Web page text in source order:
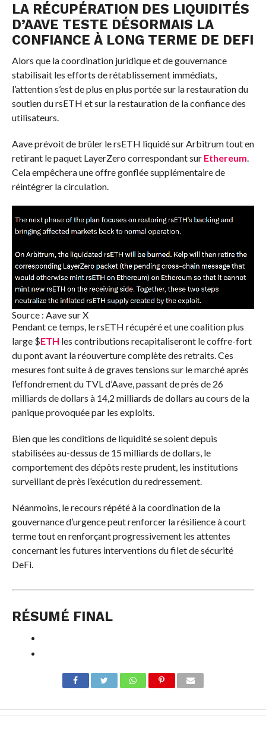
LA RÉCUPÉRATION DES LIQUIDITÉS
D’AAVE TESTE DÉSORMAIS LA
CONFIANCE À LONG TERME DE DEFI
Alors que la coordination juridique et de gouvernance
stabilisait les efforts de rétablissement immédiats,
l’attention s’est de plus en plus portée sur la restauration du
soutien du rsETH et sur la restauration de la confiance des
utilisateurs.
Aave prévoit de brûler le rsETH liquidé sur Arbitrum tout en
retirant le paquet LayerZero correspondant sur Ethereum.
Cela empêchera une offre gonflée supplémentaire de
réintégrer la circulation.
Source : Aave sur X
Pendant ce temps, le rsETH récupéré et une coalition plus
large $ETH les contributions recapitaliseront le coffre-fort
du pont avant la réouverture complète des retraits. Ces
mesures font suite à de graves tensions sur le marché après
l’effondrement du TVL d’Aave, passant de près de 26
milliards de dollars à 14,2 milliards de dollars au cours de la
panique provoquée par les exploits.
Bien que les conditions de liquidité se soient depuis
stabilisées au-dessus de 15 milliards de dollars, le
comportement des dépôts reste prudent, les institutions
surveillant de près l’exécution du redressement.
Néanmoins, le recours répété à la coordination de la
gouvernance d’urgence peut renforcer la résilience à court
terme tout en renforçant progressivement les attentes
concernant les futures interventions du filet de sécurité
DeFi.
RÉSUMÉ FINAL